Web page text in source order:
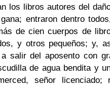
los libros autores del
entraron dentro
de cien cuerpos de
y otros pequeños; y,
salir del aposento con
de agua bendita y
señor licenciado;